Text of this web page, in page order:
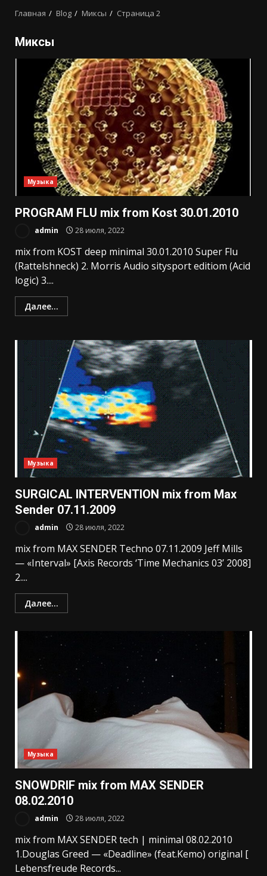
Главная Blog Миксы Страница 2
Миксы
Музыка
PROGRAM FLU mix from Kost 30.01.2010
admin 28 июля, 2022
mix from KOST deep minimal 30.01.2010 Super Flu
(Rattelshneck) 2. Morris Audio sitysport editiom (Acid
logic) 3....
Далее...
Музыка
SURGICAL INTERVENTION mix from Max
Sender 07.11.2009
admin 28 июля, 2022
mix from MAX SENDER Techno 07.11.2009 Jeff Mills
— «Interval» [Axis Records ‘Time Mechanics 03’ 2008]
2....
Далее...
Музыка
SNOWDRIF mix from MAX SENDER
08.02.2010
admin 28 июля, 2022
mix from MAX SENDER tech | minimal 08.02.2010
1.Douglas Greed — «Deadline» (feat.Kemo) original [
Lebensfreude Records...